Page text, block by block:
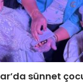
sünnet